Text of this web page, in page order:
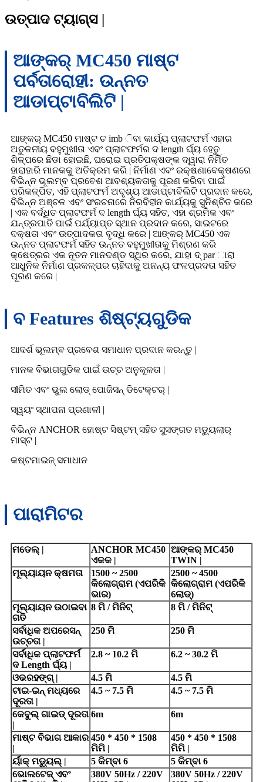
ଉତ୍ପାଦ ଟ୍ୟାଗ୍ସ |
ଆଙ୍କର୍ MC450 ମାଷ୍ଟ
ପର୍ବତାରୋହୀ: ଉନ୍ନତ
ଆଡାପ୍ଟାବିଲିଟି |
ଆଙ୍କର୍ MC450 ମାଷ୍ଟ ଚ imb ିବା କାର୍ଯ୍ୟ ପ୍ଲାଟଫର୍ମ ଏହାର
ଅତୁଳନୀୟ ବହୁମୁଖୀତା ଏବଂ ପ୍ଲାଟଫର୍ମର ଦ length ର୍ଘ୍ୟ ହେତୁ
ଶିଳ୍ପରେ ଛିଡା ହୋଇଛି, ଘରୋଇ ପ୍ରତିପକ୍ଷଙ୍କ ଦ୍ୱାରା ନିର୍ମିତ
ହାରାହାରି ମାନକକୁ ଅତିକ୍ରମ କରି | ନିର୍ମାଣ ଏବଂ ରକ୍ଷଣାବେକ୍ଷଣରେ
ବିଭିନ୍ନ ଭୂଲମ୍ବ ପ୍ରବେଶ ଆବଶ୍ୟକତାକୁ ପୂରଣ କରିବା ପାଇଁ
ପରିକଳ୍ପିତ, ଏହି ପ୍ଲାଟଫର୍ମ ଅଦୃଶ୍ୟ ଆଡାପ୍ଟାବିଲିଟି ପ୍ରଦାନ କରେ,
ବିଭିନ୍ନ ଅଞ୍ଚଳ ଏବଂ ସଂରଚନାରେ ନିରବିହୀନ କାର୍ଯ୍ୟକୁ ସୁନିଶ୍ଚିତ କରେ
| ଏକ ବର୍ଦ୍ଧିତ ପ୍ଲାଟଫର୍ମ ଦ length ର୍ଘ୍ୟ ସହିତ, ଏହା ଶ୍ରମିକ ଏବଂ
ଯନ୍ତ୍ରପାତି ପାଇଁ ପର୍ଯ୍ୟାପ୍ତ ସ୍ଥାନ ପ୍ରଦାନ କରେ, ସାଇଟରେ
ଦକ୍ଷତା ଏବଂ ଉତ୍ପାଦକତା ବୃଦ୍ଧି କରେ | ଆଙ୍କର୍ MC450 ଏକ
ଉନ୍ନତ ପ୍ଲାଟଫର୍ମ ସହିତ ଉନ୍ନତ ବହୁମୁଖୀତାକୁ ମିଶ୍ରଣ କରି
କ୍ଷେତ୍ରର ଏକ ନୂତନ ମାନଦଣ୍ଡ ସ୍ଥିର କରେ, ଯାହା ଦ୍ par ାରା
ଆଧୁନିକ ନିର୍ମାଣ ପ୍ରକଳ୍ପର ଚାହିଦାକୁ ଅନନ୍ୟ ଫଳପ୍ରଦତା ସହିତ
ପୂରଣ କରେ |
ବ Features ଶିଷ୍ଟ୍ୟଗୁଡିକ
ଆଦର୍ଶ ଭୂଲମ୍ବ ପ୍ରବେଶ ସମାଧାନ ପ୍ରଦାନ କରନ୍ତୁ |
ମାନକ ବିଭାଗଗୁଡିକ ପାଇଁ ଉଚ୍ଚ ଅନୁକୂଳତା |
ସୀମିତ ଏବଂ ଭୁଲ ଲୋଡ୍ ପୋଜିସନ୍ ଡିଟେକ୍ଟର୍ |
ସ୍ୱୟଂ ସ୍ଥାପନା ପ୍ରଣାଳୀ |
ବିଭିନ୍ନ ANCHOR ହୋଷ୍ଟ ସିଷ୍ଟମ୍ ସହିତ ସୁସଙ୍ଗତ ମଡ୍ୟୁଲାର୍
ମାସ୍ଟ |
କଷ୍ଟମାଇଜ୍ ସମାଧାନ
ପାରାମିଟର
ମଡେଲ୍ |
ANCHOR MC450
ଏକକ |
ଆଙ୍କର୍ MC450
TWIN |
ମୂଲ୍ୟାୟନ କ୍ଷମତା
1500 ~ 2500
କିଲୋଗ୍ରାମ (ଏପରିକି
ଭାର)
2500 ~ 4500
କିଲୋଗ୍ରାମ (ଏପରିକି
ଲୋଡ୍)
ମୂଲ୍ୟାୟନ ଉଠାଇବା
ଗତି
8 ମି / ମିନିଟ୍ 8 ମି / ମିନିଟ୍
ସର୍ବାଧିକ ଅପରେସନ୍
ଉଚ୍ଚତା |
250 ମି 250 ମି
ସର୍ବାଧିକ ପ୍ଲାଟଫର୍ମ
ଦ Length ର୍ଘ୍ୟ |
2.8 ~ 10.2 ମି 6.2 ~ 30.2 ମି
ଓଭରହଙ୍ଗ୍ | 4.5 ମି
4.5 ମି
ଟାଇ-ଇନ୍ ମଧ୍ୟରେ
ଦୂରତା |
4.5 ~ 7.5 ମି 4.5 ~ 7.5 ମି
କେବୁଲ୍ ଗାଇଡ୍ ଦୂରତା
|
6m 6m
ମାଷ୍ଟ ବିଭାଗ ଆକାର
|
450 * 450 * 1508
ମିମି |
450 * 450 * 1508
ମିମି |
ର୍ୟାକ୍ ମଡ୍ୟୁଲ୍ |
5 କିମ୍ବା 6
5 କିମ୍ବା 6
ଭୋଲଟେଜ୍ ଏବଂ
380V 50Hz / 220V
380V 50Hz / 220V